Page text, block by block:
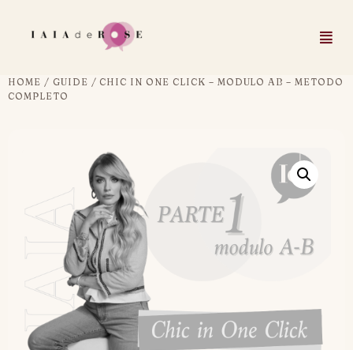
HOME / GUIDE / CHIC IN ONE CLICK – MODULO AB – METODO
COMPLETO